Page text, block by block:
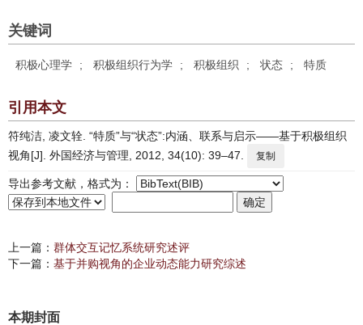
关键词
积极心理学 ; 积极组织行为学 ; 积极组织 ; 状态 ; 特质
引用本文
符纯洁, 凌文辁. “特质”与“状态”:内涵、联系与启示——基于积极组织
视角[J]. 外国经济与管理, 2012, 34(10): 39–47.
复制
导出参考文献，格式为：
上一篇： 群体交互记忆系统研究述评
下一篇： 基于并购视角的企业动态能力研究综述
本期封面